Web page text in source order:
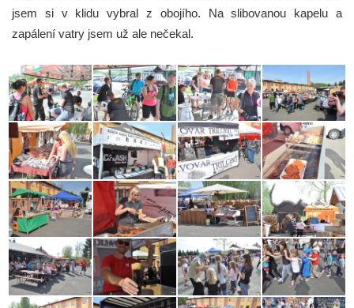
jsem si v klidu vybral z obojího. Na slibovanou kapelu a
zapálení vatry jsem už ale nečekal.